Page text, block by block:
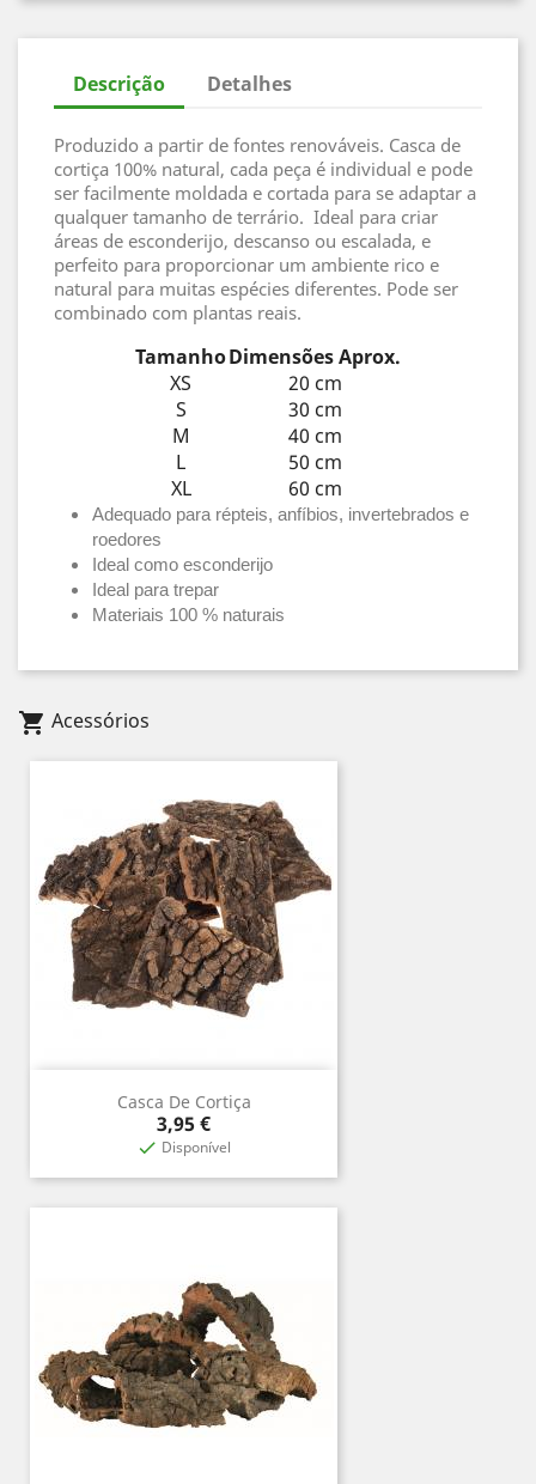
Descrição Detalhes
Produzido a partir de fontes renováveis. Casca de
cortiça 100% natural, cada peça é individual e pode
ser facilmente moldada e cortada para se adaptar a
qualquer tamanho de terrário. Ideal para criar
áreas de esconderijo, descanso ou escalada, e
perfeito para proporcionar um ambiente rico e
natural para muitas espécies diferentes. Pode ser
combinado com plantas reais.
TamanhoDimensões Aprox.
XS
20 cm
S
30 cm
M
40 cm
L
50 cm
XL
60 cm
Adequado para répteis, anfíbios, invertebrados e
roedores
Ideal como esconderijo
Ideal para trepar
Materiais 100 % naturais
shopping_cart Acessórios
Casca De Cortiça
Preço
3,95 €
 Disponível